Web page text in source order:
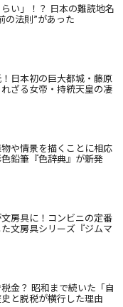
らい」！？ 日本の難読地名
の法則”があった
日本初の巨大都城・藤原
ざる女帝・持統天皇の凄
や情景を描くことに相応
鉛筆『色辞典』が新発
房具に！コンビニの定番
文房具シリーズ『ジムマ
金？ 昭和まで続いた「自
と脱税が横行した理由